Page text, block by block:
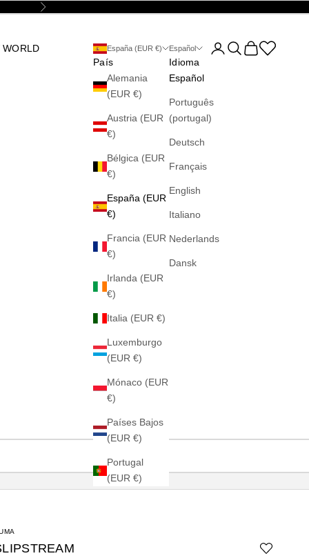
Siguiente
WORLD España (EUR €)
País
Alemania
(EUR €)
Austria (EUR
€)
Bélgica (EUR
€)
España (EUR
€)
Francia (EUR
€)
Irlanda (EUR
€)
Italia (EUR €)
Luxemburgo
(EUR €)
Mónaco (EUR
€)
Países Bajos
(EUR €)
Portugal
(EUR €)
Español
Idioma
Español
Português
(portugal)
Deutsch
Français
English
Italiano
Nederlands
Dansk
Abrir página de la
Abrir búsqueda
Abrir cesta
Abrir la